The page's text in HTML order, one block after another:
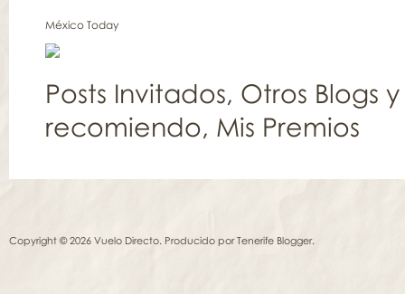
México Today
Posts Invitados, Otros Blogs
recomiendo, Mis Premios
Copyright © 2026 Vuelo Directo. Producido porTenerife Blogger.